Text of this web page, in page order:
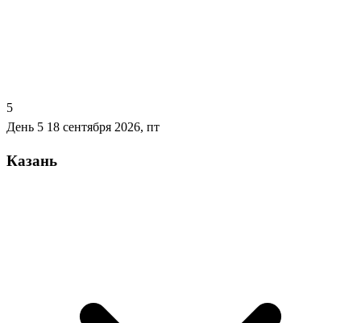
5
День 5 18 сентября 2026, пт
Казань